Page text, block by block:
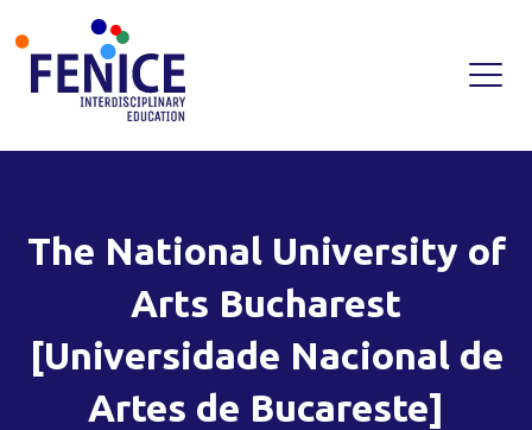
contentThe National University of
Arts Bucharest
[Universidade Nacional de
Artes de Bucareste]